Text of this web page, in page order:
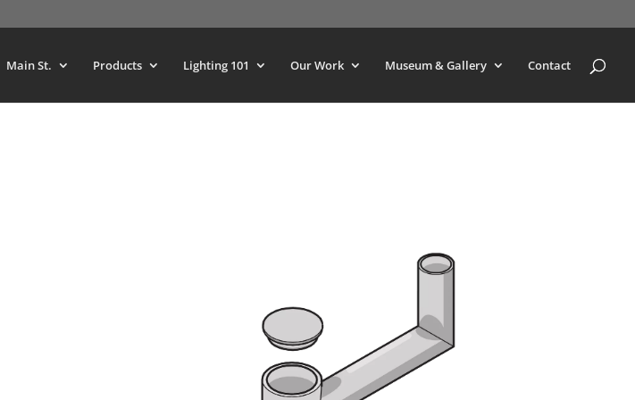
Main St. Products Lighting 101 Our Work Museum & Gallery Contact